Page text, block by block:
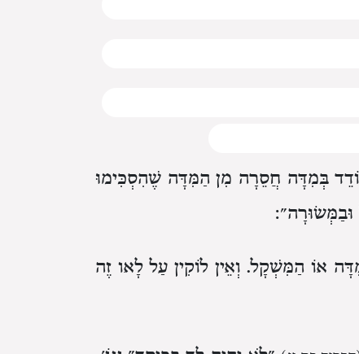
בְּמִדָּה חֲסֵרָה מִן הַמִּדָּה שֶׁהִסְכִּימוּ
אוֹ הַמִּשְׁקָל. וְאֵין לוֹקִין עַל לָאו זֶה